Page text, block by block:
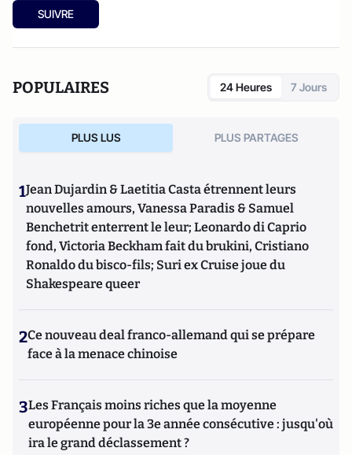
SUIVRE
POPULAIRES 24 Heures 7 Jours
PLUS LUS PLUS PARTAGES
1Jean Dujardin & Laetitia Casta étrennent leurs
nouvelles amours, Vanessa Paradis & Samuel
Benchetrit enterrent le leur; Leonardo di Caprio
fond, Victoria Beckham fait du brukini, Cristiano
Ronaldo du bisco-fils; Suri ex Cruise joue du
Shakespeare queer
2Ce nouveau deal franco-allemand qui se prépare
face à la menace chinoise
3Les Français moins riches que la moyenne
européenne pour la 3e année consécutive : jusqu'où
ira le grand déclassement ?